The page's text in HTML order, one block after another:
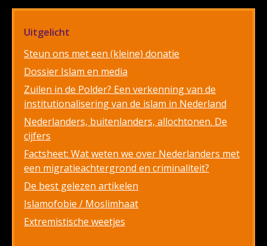
Uitgelicht
Steun ons met een (kleine) donatie
Dossier Islam en media
Zuilen in de Polder? Een verkenning van de
institutionalisering van de islam in Nederland
Nederlanders, buitenlanders, allochtonen. De
cijfers
Factsheet: Wat weten we over Nederlanders met
een migratieachtergrond en criminaliteit?
De best gelezen artikelen
Islamofobie / Moslimhaat
Extremistische weetjes